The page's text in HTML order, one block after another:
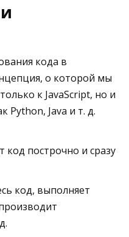
кода в
о которой мы
к JavaScript, но и
Python, Java и т. д.
код построчно и сразу
код, выполняет